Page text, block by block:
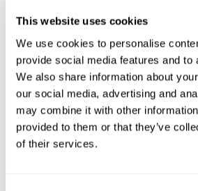
This website uses cookies
We use cookies to personalise
provide social media features and to
We also share information about
our social media, advertising and
may combine it with other
provided to them or that they’ve
of their services.
مشاكل لاعتراف الموضوع)،المجال
الذي لديه مشاكل لاعتراف دوائه أو
المهنيّ(علينا أن نعرف إذا كان العامل
أو الزبائن).
كامل
الاعتراف. إنّ الاختبار الذي يقدّمهكوجنيفيت
لتقييم الاعتراف يعتمد على الاختبارات الكلاسيكية Continuous
Performance Test (CPT), el Test
(TOMM), la Hooper Visual Organisation Task (VOT) وVariables